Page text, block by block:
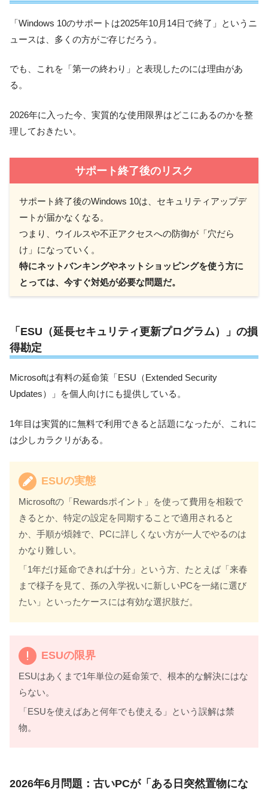
「Windows 10のサポートは2025年10月14日で終了」というニ
ュースは、多くの方がご存じだろう。
でも、これを「第一の終わり」と表現したのには理由があ
る。
2026年に入った今、実質的な使用限界はどこにあるのかを整
理しておきたい。
サポート終了後のリスク
サポート終了後のWindows 10は、セキュリティアップデ
ートが届かなくなる。
つまり、ウイルスや不正アクセスへの防御が「穴だら
け」になっていく。
特にネットバンキングやネットショッピングを使う方に
とっては、今すぐ対処が必要な問題だ。
「ESU（延長セキュリティ更新プログラム）」の損
得勘定
Microsoftは有料の延命策「ESU（Extended Security
Updates）」を個人向けにも提供している。
1年目は実質的に無料で利用できると話題になったが、これに
は少しカラクリがある。
ESUの実態
Microsoftの「Rewardsポイント」を使って費用を相殺で
きるとか、特定の設定を同期することで適用されると
か、手順が煩雑で、PCに詳しくない方が一人でやるのは
かなり難しい。
「1年だけ延命できれば十分」という方、たとえば「来春
まで様子を見て、孫の入学祝いに新しいPCを一緒に選び
たい」といったケースには有効な選択肢だ。
ESUの限界
ESUはあくまで1年単位の延命策で、根本的な解決にはな
らない。
「ESUを使えばあと何年でも使える」という誤解は禁
物。
2026年6月問題：古いPCが「ある日突然置物にな